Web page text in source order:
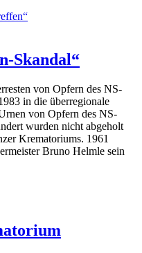
Skandal“
von Opfern des NS-
in die überregionale
von Opfern des NS-
wurden nicht abgeholt
Krematoriums. 1961
Bruno Helmle sein